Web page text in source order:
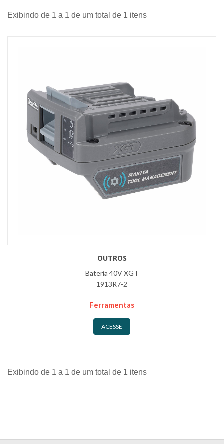
Exibindo de 1 a 1 de um total de 1 itens
OUTROS
Bateria 40V XGT
1913R7-2
Ferramentas
ACESSE
Exibindo de 1 a 1 de um total de 1 itens